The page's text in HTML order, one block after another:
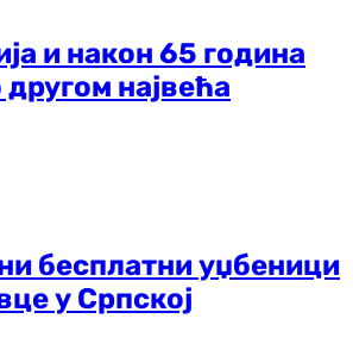
и након 65 година
другом највећа
бесплатни уџбеници
у Српској